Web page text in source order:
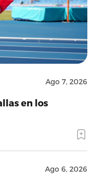
Ago 7, 2026
en los
Ago 6, 2026